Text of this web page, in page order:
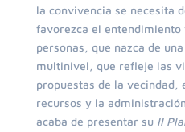
la convivencia se necesita
favorezca el
personas, que nazca de
multinivel, que refleje las
propuestas de la
recursos y la
acaba de presentar su II